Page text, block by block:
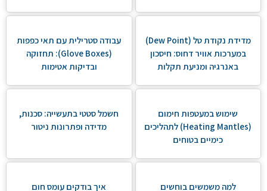
מדידת נקודת טל (Dew Point)
במערכות אוויר דחוס: חיסכון
באנרגיה ומניעת תקלות
עבודה סטרילית עם תאי כפפות
(Glove Boxes): תחזוקה
ובדיקות אטימות
שימוש במעטפות חימום
(Heating Mantles) לתהליכים
כימיים בטוחים
חשמל סטטי בתעשייה: סכנות,
מדידה ופתרונות ניטור
למה משמשים בוחשים
איך בודקים עומס חום